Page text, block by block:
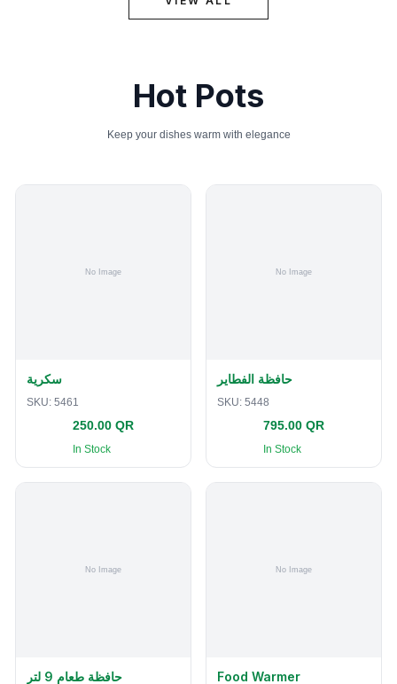
Hot Pots
Keep your dishes warm with elegance
سكرية
SKU: 5461
250.00 QR
In Stock
حافظة الفطاير
SKU: 5448
795.00 QR
In Stock
حافظة طعام 9 لتر Food Warmer